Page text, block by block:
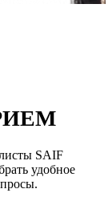
SAIF
удобное